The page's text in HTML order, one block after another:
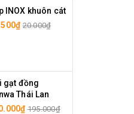
INOX khuôn cát
20.000₫
gạt đồng
Thái Lan
195.000₫